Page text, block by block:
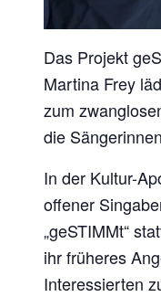
Das Projekt
Martina Frey
zum
die
In der Kultur-
offener
„geSTIMMt“
ihr früheres
Interessierten